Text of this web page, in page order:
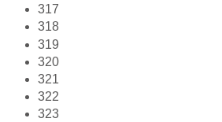
317
318
319
320
321
322
323